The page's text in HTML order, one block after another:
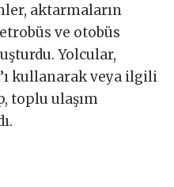
aktarmaların
ve otobüs
Yolcular,
kullanarak veya ilgili
toplu ulaşım